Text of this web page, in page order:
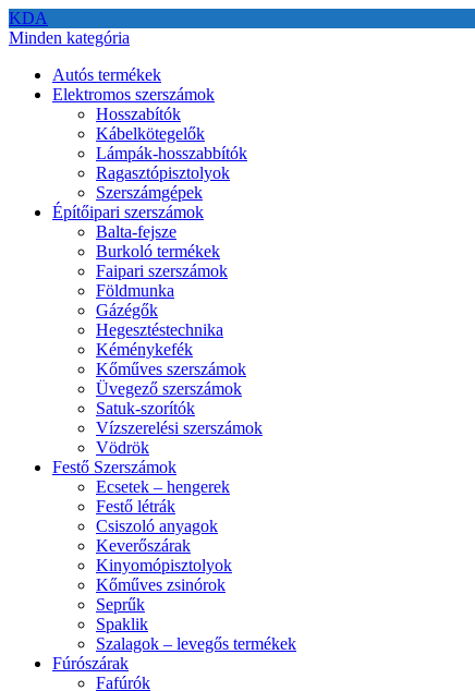
KDA
Minden kategória
Autós termékek
Elektromos szerszámok
Hosszabítók
Kábelkötegelők
Lámpák-hosszabbítók
Ragasztópisztolyok
Szerszámgépek
Építőipari szerszámok
Balta-fejsze
Burkoló termékek
Faipari szerszámok
Földmunka
Gázégők
Hegesztéstechnika
Kéménykefék
Kőműves szerszámok
Üvegező szerszámok
Satuk-szorítók
Vízszerelési szerszámok
Vödrök
Festő Szerszámok
Ecsetek – hengerek
Festő létrák
Csiszoló anyagok
Keverőszárak
Kinyomópisztolyok
Kőműves zsinórok
Seprűk
Spaklik
Szalagok – levegős termékek
Fúrószárak
Fafúrók